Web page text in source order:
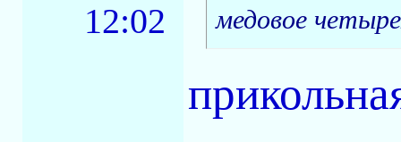
12:02
медовое